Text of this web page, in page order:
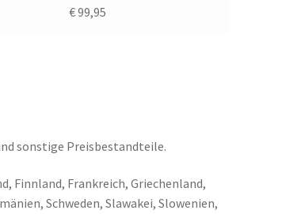
€ 99,95
sonstige Preisbestandteile.
Finnland, Frankreich, Griechenland,
Schweden, Slawakei, Slowenien,